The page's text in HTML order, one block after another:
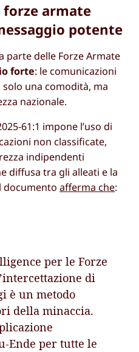
forze armate
potente
parte delle Forze Armate
forte: le comunicazioni
una comodità, ma
nazionale.
61:1 impone l’uso di
non classificate,
indipendenti
diffusa tra gli alleati e la
documentoafferma che:
per le Forze
di
è un metodo
della minaccia.
Ende per tutte le